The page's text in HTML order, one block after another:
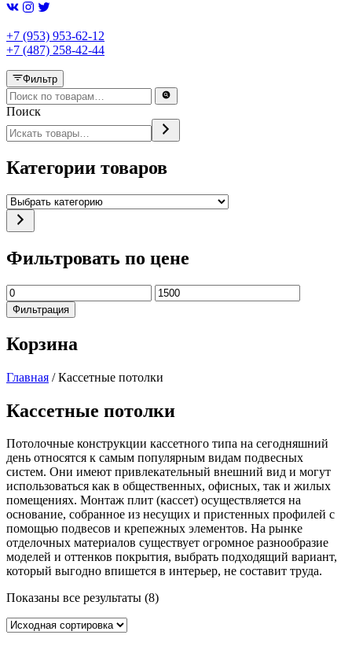
+7 (953) 953-62-12
+7 (487) 258-42-44
Фильтр
Поиск
Категории товаров
Выбрать
категорию
Фильтровать по цене
Минимальная
цена
Максимальная
цена
Фильтрация
Корзина
Главная / Кассетные потолки
Кассетные потолки
Потолочные конструкции кассетного типа на сегодняшний
день относятся к самым популярным видам подвесных
систем. Они имеют привлекательный внешний вид и могут
использоваться как в общественных, офисных, так и жилых
помещениях. Монтаж плит (кассет) осуществляется на
основание, собранное из несущих и пристенных профилей с
помощью подвесов и крепежных элементов. На рынке
отделочных материалов существует огромное разнообразие
моделей и оттенков покрытия, выбрать подходящий вариант,
который выгодно впишется в интерьер, не составит труда.
Показаны все результаты (8)